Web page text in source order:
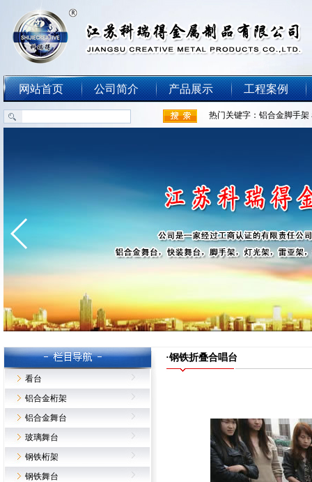
网站首页 公司简介 产品展示 工程案例
热门关键字： 铝合金脚手架
看台
铝合金桁架
铝合金舞台
玻璃舞台
钢铁桁架
钢铁舞台
·钢铁折叠合唱台